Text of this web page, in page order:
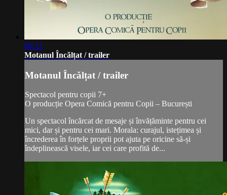
00:32
Motanul Încălțat / trailer
Motanul Încălțat / trailer
Spectacol pentru copii 7+
O producție Opera Comică pentru Copii – București
Un spectacol încărcat de mesaje și învățăminte pentru cei
mici, dar și pentru cei mari. Morala: curajul, istețimea și
încrederea în forțele proprii pot ajuta pe oricine să-și
îndeplinească visele, iar cei care profită de...